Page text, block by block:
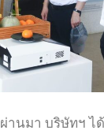
านมา บริษัทฯ